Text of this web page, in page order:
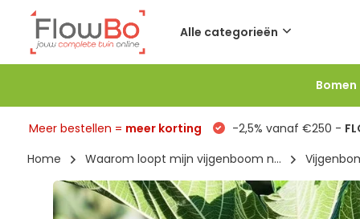
Alle categorieën
Bomen
Meer bestellen = meer korting -2,5% vanaf €250 -
Home
Waarom loopt mijn vijgenboom n...